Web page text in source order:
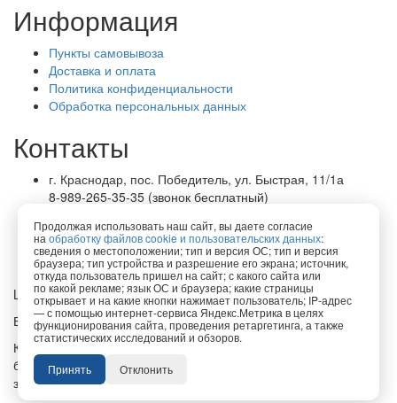
Информация
Пункты самовывоза
Доставка и оплата
Политика конфиденциальности
Обработка персональных данных
Контакты
г. Краснодар, пос. Победитель, ул. Быстрая, 11/1а
8-989-265-35-35 (звонок бесплатный)
office@lirapack.com
Посмотреть на карте
Lirapack ©2026 Все права защищены.
Все торговые марки принадлежат их владельцам
Копирование составляющих частей сайта в какой бы то ни
было форме без разрешения владельца авторских прав
запрещено
Продолжая использовать наш сайт, вы даете согласие
на обработку файлов cookie и пользовательских данных:
сведения о местоположении; тип и версия ОС; тип и версия
браузера; тип устройства и разрешение его экрана; источник,
откуда пользователь пришел на сайт; с какого сайта или
по какой рекламе; язык ОС и браузера; какие страницы
открывает и на какие кнопки нажимает пользователь; IP-адрес
— с помощью интернет-сервиса Яндекс.Метрика в целях
функционирования сайта, проведения ретаргетинга, а также
статистических исследований и обзоров.
Принять Отклонить